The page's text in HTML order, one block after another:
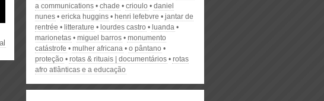
a communications
chade crioulo
daniel
nunes
ericka huggins henri lefebvre
jantar de
rentrée
litterature lourdes castro
luanda
marionetas
miguel barros
monumento
catástrofe
mulher africana
o pântano
proteção
rotas & rituais | documentários
rotas
afro atlânticas e a educação